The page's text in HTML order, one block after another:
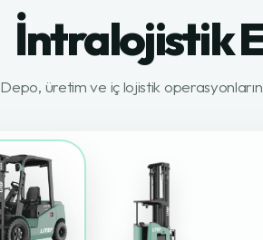
İntralojistik
Depo, üretim ve iç lojistik